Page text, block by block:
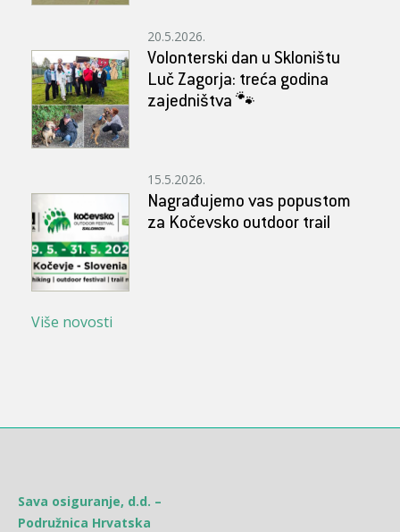
20.5.2026.
Volonterski dan u Skloništu
Luč Zagorja: treća godina
zajedništva 🐾
15.5.2026.
Nagrađujemo vas popustom
za Kočevsko outdoor trail
Više novosti
Sava osiguranje, d.d. –
Podružnica Hrvatska